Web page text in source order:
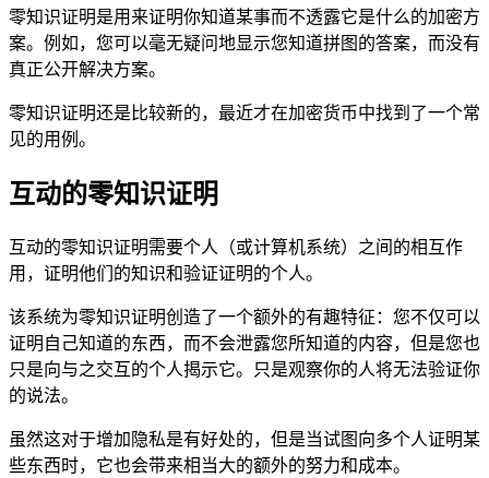
零知识证明是用来证明你知道某事而不透露它是什么的加密方
案。例如，您可以毫无疑问地显示您知道拼图的答案，而没有
真正公开解决方案。
零知识证明还是比较新的，最近才在加密货币中找到了一个常
见的用例。
互动的零知识证明
互动的零知识证明需要个人（或计算机系统）之间的相互作
用，证明他们的知识和验证证明的个人。
该系统为零知识证明创造了一个额外的有趣特征：您不仅可以
证明自己知道的东西，而不会泄露您所知道的内容，但是您也
只是向与之交互的个人揭示它。只是观察你的人将无法验证你
的说法。
虽然这对于增加隐私是有好处的，但是当试图向多个人证明某
些东西时，它也会带来相当大的额外的努力和成本。